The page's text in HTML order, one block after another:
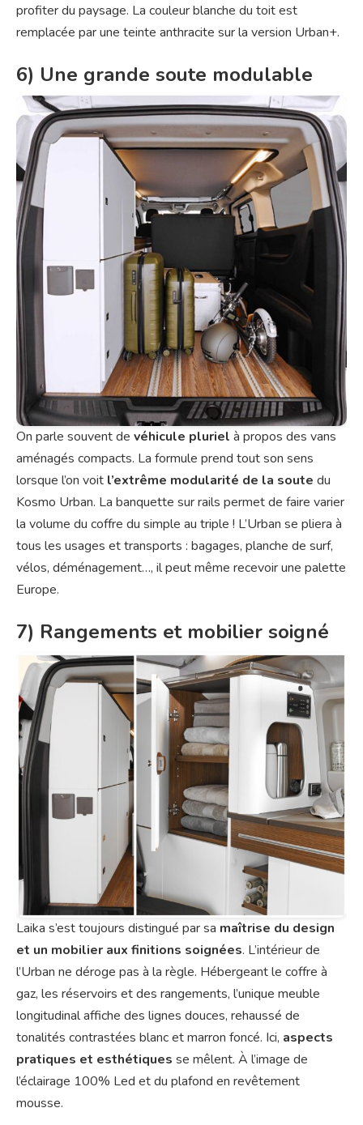
profiter du paysage. La couleur blanche du toit est
remplacée par une teinte anthracite sur la version Urban+.
6) Une grande soute modulable
On parle souvent de véhicule pluriel à propos des vans
aménagés compacts. La formule prend tout son sens
lorsque l’on voit l’extrême modularité de la soute du
Kosmo Urban. La banquette sur rails permet de faire varier
la volume du coffre du simple au triple ! L’Urban se pliera à
tous les usages et transports : bagages, planche de surf,
vélos, déménagement…, il peut même recevoir une palette
Europe.
7) Rangements et mobilier soigné
Laika s’est toujours distingué par sa maîtrise du design
et un mobilier aux finitions soignées. L’intérieur de
l’Urban ne déroge pas à la règle. Hébergeant le coffre à
gaz, les réservoirs et des rangements, l’unique meuble
longitudinal affiche des lignes douces, rehaussé de
tonalités contrastées blanc et marron foncé. Ici, aspects
pratiques et esthétiques se mêlent. À l’image de
l’éclairage 100% Led et du plafond en revêtement
mousse.